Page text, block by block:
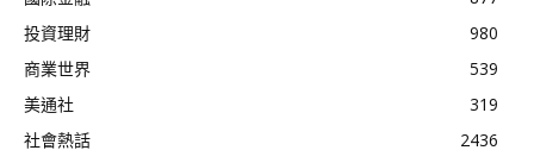
投資理財
980
商業世界
539
美通社
319
社會熱話
2436